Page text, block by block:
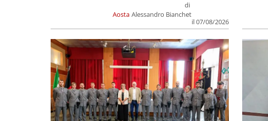
Aosta
di
Alessandro Bianchet
il 07/08/2026